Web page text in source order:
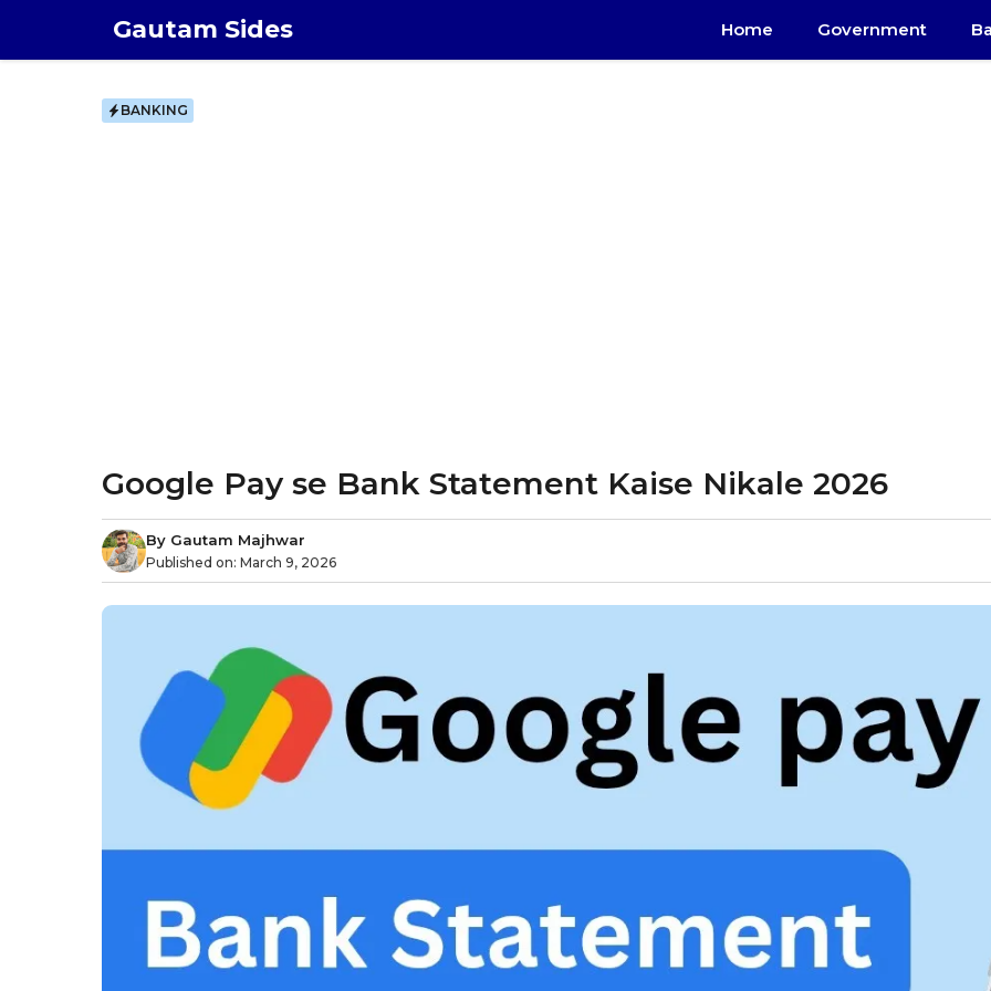
content
Gautam Sides Home Government
BANKING
Google Pay se Bank Statement Kaise Nikale 2026
By Gautam Majhwar
Published on: March 9, 2026